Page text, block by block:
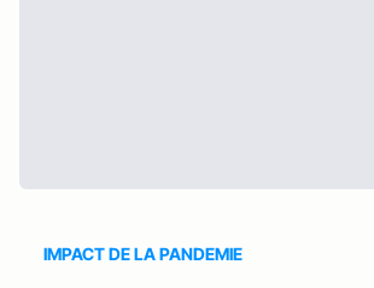
IMPACT DE LA PANDEMIE